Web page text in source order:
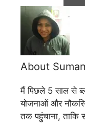
About Suman
मैं पिछले 5 साल से
योजनाओं और
तक पहुंचाना, ताकि